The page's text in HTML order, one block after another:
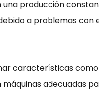
producción
a problemas con
características
adecuadas